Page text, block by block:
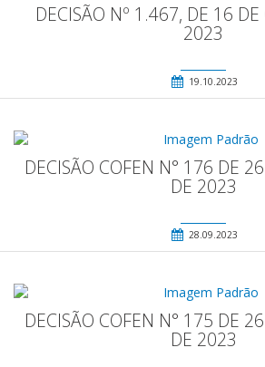
DECISÃO Nº 1.467, DE 16
2023
19.10.2023
DECISÃO COFEN N° 176 DE
DE 2023
28.09.2023
DECISÃO COFEN N° 175 DE
DE 2023